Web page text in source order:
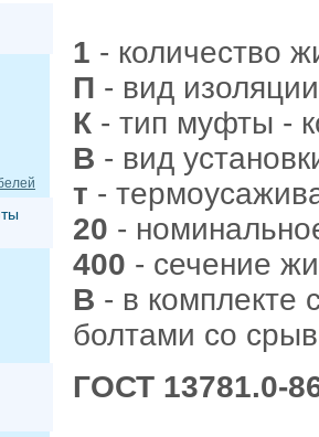
1 - количество
П - вид
К - тип муфты -
В - вид
т -
20 -
400 - сечение
В - в комплекте
болтами со
ГОСТ 13781.0-